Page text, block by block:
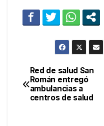
Navegación
de
Red de salud San
Román entregó
ambulancias a
centros de salud